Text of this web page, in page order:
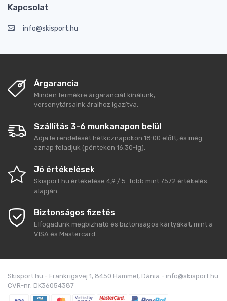
Kapcsolat
info@skisport.hu
Árgarancia
Minden termékre árgaranciát kínálunk,
versenytársaink áraihoz igazítva.
Szállítás 3-6 munkanapon belül
Adja le rendelését hétköznapokon 18:00 előtt, és még
aznap feladjuk (pénteken 16:30-ig).
Jó értékelések
Skisport.hu értékelése 4,9 / 5. Több mint 7572 értékelés
alapján.
Biztonságos fizetés
Elfogadunk megbízható és biztonságos kártyákat, mint a
VISA és Mastercard.
Skisport.hu - Frankrigsvej 1, 8450 Hammel, Dánia - info@skisport.hu
CVR-nr: DK36054387